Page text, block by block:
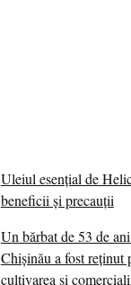
Uleiul esențial de
beneficii și precauții
Un bărbat de 53 de
Chișinău a fost reținut
cultivarea și